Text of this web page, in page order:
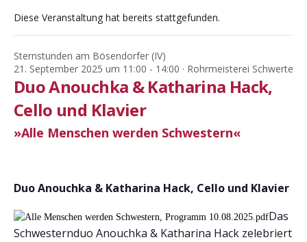
Diese Veranstaltung hat bereits stattgefunden.
Sternstunden am Bösendorfer (IV)
21. September 2025 um 11:00 - 14:00 · Rohrmeisterei Schwerte
Duo Anouchka & Katharina Hack,
Cello und Klavier
»Alle Menschen werden Schwestern«
Duo Anouchka & Katharina Hack, Cello und Klavier
Das
Schwesternduo Anouchka & Katharina Hack zelebriert